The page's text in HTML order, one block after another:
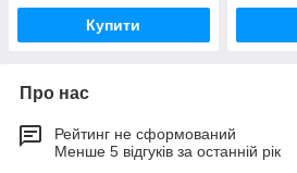
Купити
Про нас
Рейтинг не сформований
Менше 5 відгуків за останній рік